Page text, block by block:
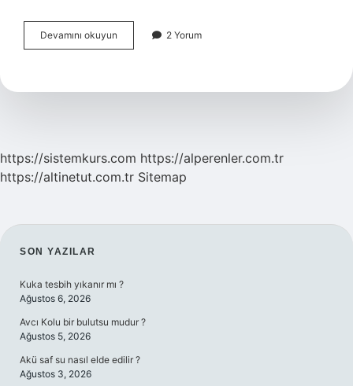
Devamını okuyun
Haftada
Gitmeli
2 Yorum
https://sistemkurs.com https://alperenler.com.tr
https://altinetut.com.tr Sitemap
SIDEBAR
SON YAZILAR
Kuka tesbih yıkanır mı ?
Ağustos 6, 2026
Avcı Kolu bir bulutsu mudur ?
Ağustos 5, 2026
Akü saf su nasıl elde edilir ?
Ağustos 3, 2026